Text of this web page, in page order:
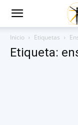
Inicio Etiquetas
Etiqueta: